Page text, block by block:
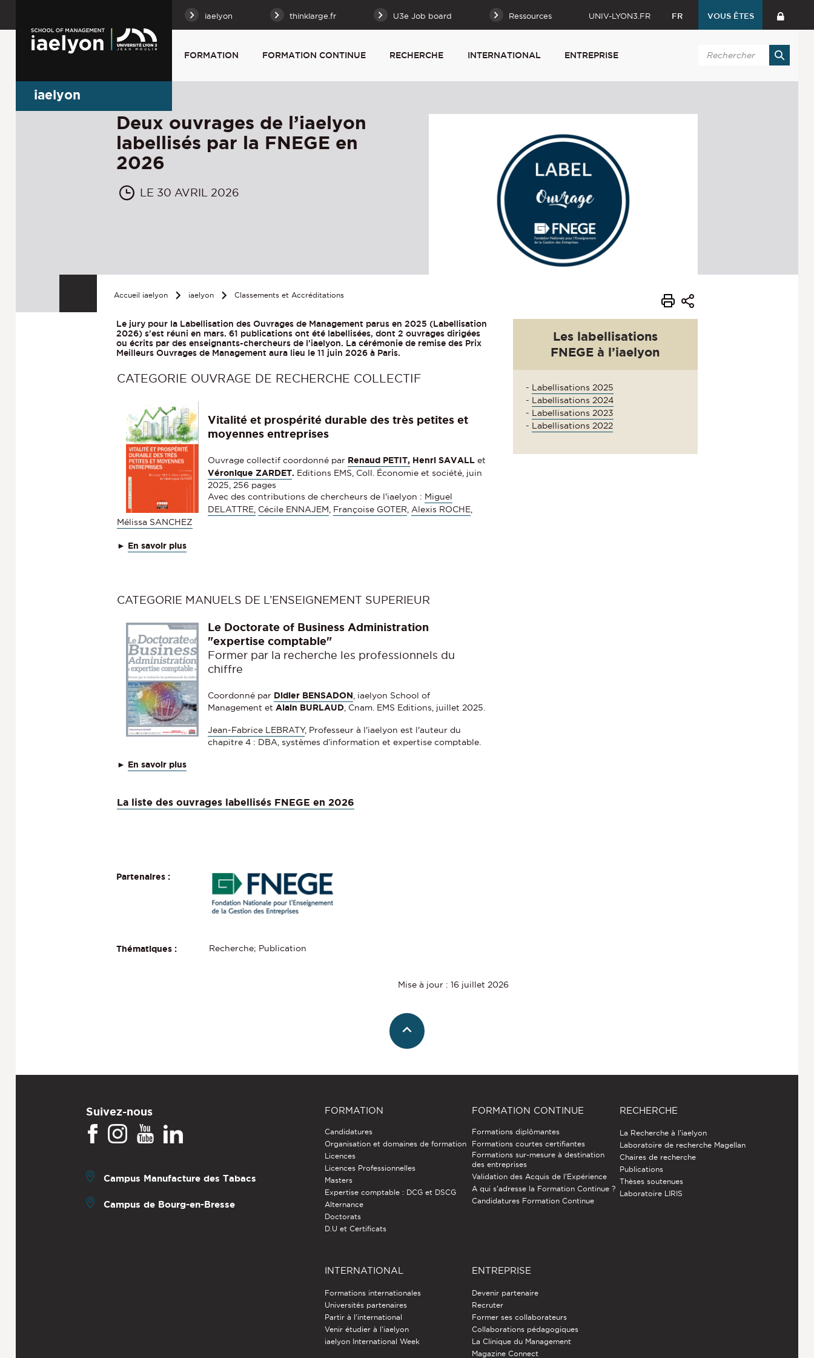
iaelyon thinklarge.fr U3e Job board Ressources UNIV-LYON3.FR FR VOUS ÊTES
FORMATION FORMATION CONTINUE RECHERCHE INTERNATIONAL ENTREPRISE
iaelyon
Deux ouvrages de l’iaelyon
labellisés par la FNEGE en
2026
LE 30 AVRIL 2026
Accueil iaelyon iaelyon Classements et Accréditations
Le jury pour la Labellisation des Ouvrages de Management parus en 2025 (Labellisation
2026) s'est réuni en mars. 61 publications ont été labellisées, dont 2 ouvrages dirigées
ou écrits par des enseignants-chercheurs de l’iaelyon. La cérémonie de remise des Prix
Meilleurs Ouvrages de Management aura lieu le 11 juin 2026 à Paris.
CATEGORIE OUVRAGE DE RECHERCHE COLLECTIF
Vitalité et prospérité durable des très petites et
moyennes entreprises
Ouvrage collectif coordonné par Renaud PETIT, Henri SAVALL et
Véronique ZARDET. Editions EMS, Coll. Économie et société, juin
2025, 256 pages
Avec des contributions de chercheurs de l'iaelyon : Miguel
DELATTRE, Cécile ENNAJEM Françoise GOTER Alexis ROCHE
Mélissa SANCHEZ
► En savoir plus
CATEGORIE MANUELS DE L’ENSEIGNEMENT SUPERIEUR
Le Doctorate of Business Administration
"expertise comptable"
Former par la recherche les professionnels du
chiffre
Coordonné par Didier BENSADON , iaelyon School of
Management et Alain BURLAUD , Cnam. EMS Editions, juillet 2025.
Jean-Fabrice LEBRATY, Professeur à l'iaelyon est l'auteur du
chapitre 4 : DBA, systèmes d’information et expertise comptable.
► En savoir plus
La liste des ouvrages labellisés FNEGE en 2026
Partenaires :
Thématiques : Recherche; Publication
Les labellisations
FNEGE à l’iaelyon
- Labellisations 2025
- Labellisations 2024
- Labellisations 2023
- Labellisations 2022
Mise à jour : 16 juillet 2026
Suivez-nous
Campus Manufacture des Tabacs
Campus de Bourg-en-Bresse
FORMATION
Candidatures
Organisation et domaines de formation
Licences
Licences Professionnelles
Masters
Expertise comptable : DCG et DSCG
Alternance
Doctorats
D.U et Certificats
FORMATION CONTINUE
Formations diplômantes
Formations courtes certifiantes
Formations sur-mesure à destination
des entreprises
Validation des Acquis de l’Expérience
A qui s'adresse la Formation Continue ?
Candidatures Formation Continue
RECHERCHE
La Recherche à l'iaelyon
Laboratoire de recherche Magellan
Chaires de recherche
Publications
Thèses soutenues
Laboratoire LIRIS
INTERNATIONAL
Formations internationales
Universités partenaires
Partir à l'international
Venir étudier à l’iaelyon
iaelyon International Week
ENTREPRISE
Devenir partenaire
Recruter
Former ses collaborateurs
Collaborations pédagogiques
La Clinique du Management
Magazine Connect